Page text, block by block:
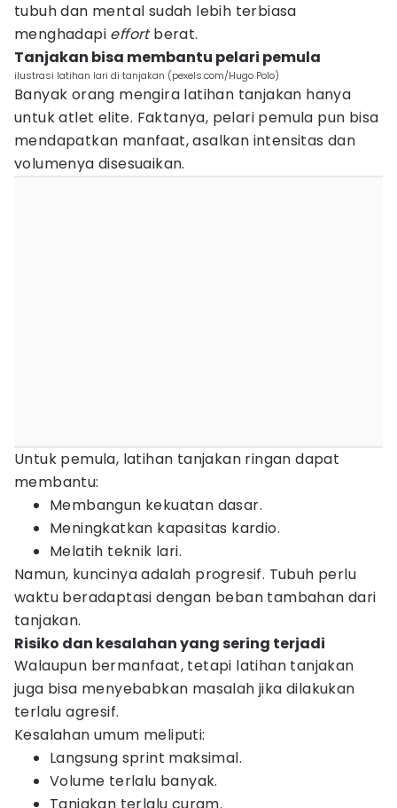
tubuh dan mental sudah lebih terbiasa
menghadapi effortberat.
Tanjakan bisa membantu pelari pemula
ilustrasi latihan lari di tanjakan (pexels.com/Hugo Polo)
Banyak orang mengira latihan tanjakan hanya
untuk atlet elite. Faktanya, pelari pemula pun bisa
mendapatkan manfaat, asalkan intensitas dan
volumenya disesuaikan.
Untuk pemula, latihan tanjakan ringan dapat
membantu:
Membangun kekuatan dasar.
Meningkatkan kapasitas kardio.
Melatih teknik lari.
Namun, kuncinya adalah progresif. Tubuh perlu
waktu beradaptasi dengan beban tambahan dari
tanjakan.
Risiko dan kesalahan yang sering terjadi
Walaupun bermanfaat, tetapi latihan tanjakan
juga bisa menyebabkan masalah jika dilakukan
terlalu agresif.
Kesalahan umum meliputi:
Langsung sprint maksimal.
Volume terlalu banyak.